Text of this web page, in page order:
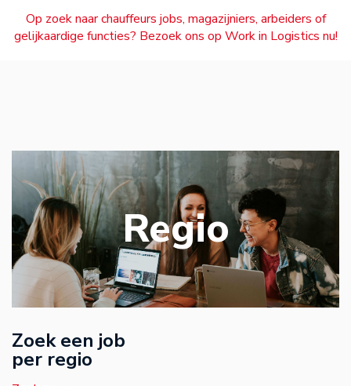
Op zoek naar chauffeurs jobs, magazijniers, arbeiders of
gelijkaardige functies? Bezoek ons op Work in Logistics nu!
Regio
Zoek een job
per regio